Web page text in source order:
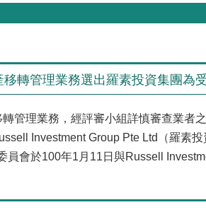
轉管理業務選出羅素投資集團為
管理業務，經評審小組詳慎審查業者
Investment Group Pte Ltd（羅素
員會於100年1月11日與Russell